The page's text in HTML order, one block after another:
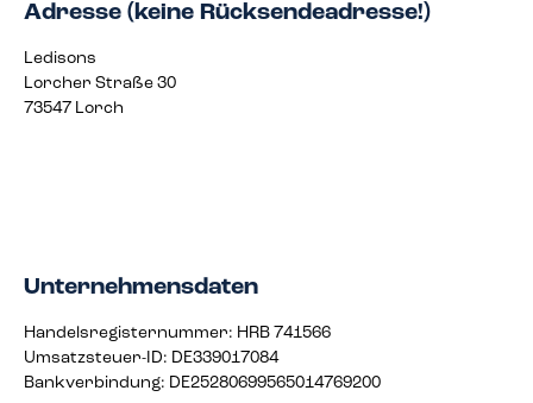
Adresse (keine Rücksendeadresse!)
Ledisons
Lorcher Straße 30
73547 Lorch
Unternehmensdaten
Handelsregisternummer: HRB 741566
Umsatzsteuer-ID: DE339017084
Bankverbindung: DE25280699565014769200